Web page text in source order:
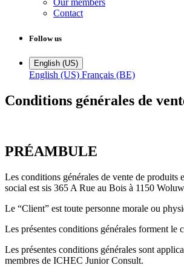
Our members
Contact
Follow us
English (US)
English (US) Français (BE)
Conditions générales de
PRÉAMBULE
Les conditions générales de vente de produits
social est sis 365 A Rue au Bois à 1150
Le “Client” est toute personne morale ou
Les présentes conditions générales forment
Les présentes conditions générales sont
membres de ICHEC Junior Consult.